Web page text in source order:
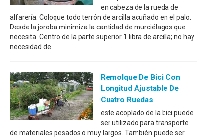
en cabeza de la rueda de
alfarería. Coloque todo terrón de arcilla acuñado en el palo.
Desde la joroba minimiza la cantidad de murciélagos que
necesita. Centro de la parte superior 1 libra de arcilla; no hay
necesidad de
Remolque De Bici Con
Longitud Ajustable De
Cuatro Ruedas
este acoplado de la bici puede
ser utilizado para transporte
de materiales pesados o muy largos. También puede ser